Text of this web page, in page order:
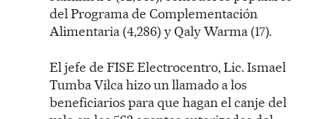
del Programa de Complementación
Alimentaria (4,286) y Qaly Warma (17).
El jefe de FISE Electrocentro, Lic. Ismael
Tumba Vilca hizo un llamado a los
beneficiarios para que hagan el canje del